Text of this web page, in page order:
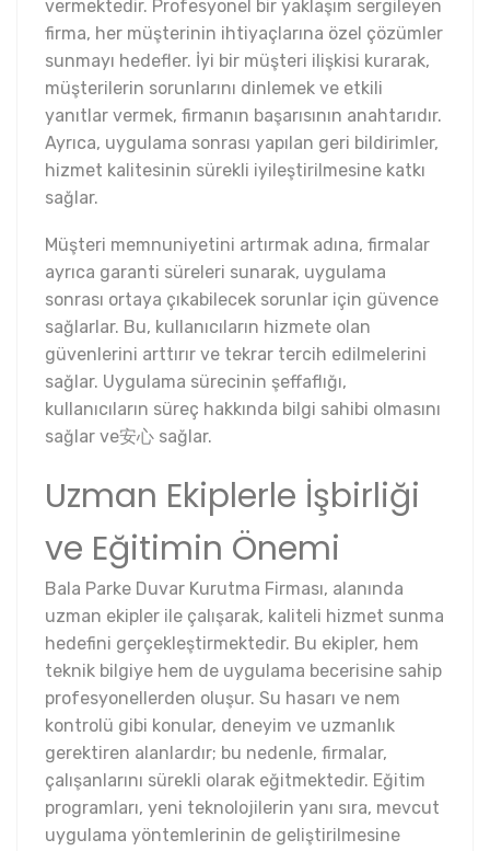
vermektedir. Profesyonel bir yaklaşım sergileyen
firma, her müşterinin ihtiyaçlarına özel çözümler
sunmayı hedefler. İyi bir müşteri ilişkisi kurarak,
müşterilerin sorunlarını dinlemek ve etkili
yanıtlar vermek, firmanın başarısının anahtarıdır.
Ayrıca, uygulama sonrası yapılan geri bildirimler,
hizmet kalitesinin sürekli iyileştirilmesine katkı
sağlar.
Müşteri memnuniyetini artırmak adına, firmalar
ayrıca garanti süreleri sunarak, uygulama
sonrası ortaya çıkabilecek sorunlar için güvence
sağlarlar. Bu, kullanıcıların hizmete olan
güvenlerini arttırır ve tekrar tercih edilmelerini
sağlar. Uygulama sürecinin şeffaflığı,
kullanıcıların süreç hakkında bilgi sahibi olmasını
sağlar ve安心 sağlar.
Uzman Ekiplerle İşbirliği
ve Eğitimin Önemi
Bala Parke Duvar Kurutma Firması, alanında
uzman ekipler ile çalışarak, kaliteli hizmet sunma
hedefini gerçekleştirmektedir. Bu ekipler, hem
teknik bilgiye hem de uygulama becerisine sahip
profesyonellerden oluşur. Su hasarı ve nem
kontrolü gibi konular, deneyim ve uzmanlık
gerektiren alanlardır; bu nedenle, firmalar,
çalışanlarını sürekli olarak eğitmektedir. Eğitim
programları, yeni teknolojilerin yanı sıra, mevcut
uygulama yöntemlerinin de geliştirilmesine